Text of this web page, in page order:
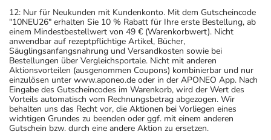
12: Nur für Neukunden mit Kundenkonto. Mit dem Gutscheincode
"10NEU26" erhalten Sie 10 % Rabatt für Ihre erste Bestellung, ab
einem Mindestbestellwert von 49 € (Warenkorbwert). Nicht
anwendbar auf rezeptpflichtige Artikel, Bücher,
Säuglingsanfangsnahrung und Versandkosten sowie bei
Bestellungen über Vergleichsportale. Nicht mit anderen
Aktionsvorteilen (ausgenommen Coupons) kombinierbar und nur
einzulösen unter www.aponeo.de oder in der APONEO App. Nach
Eingabe des Gutscheincodes im Warenkorb, wird der Wert des
Vorteils automatisch vom Rechnungsbetrag abgezogen. Wir
behalten uns das Recht vor, die Aktionen bei Vorliegen eines
wichtigen Grundes zu beenden oder ggf. mit einem anderen
Gutschein bzw. durch eine andere Aktion zu ersetzen.